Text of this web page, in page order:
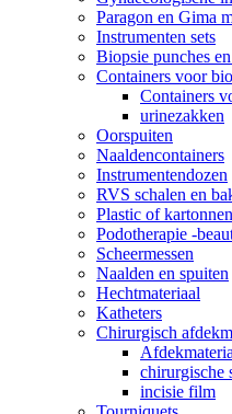
Paragon en Gima
Instrumenten sets
Biopsie punches
Containers voor
Containers
urinezakken
Oorspuiten
Naaldencontainers
Instrumentendozen
RVS schalen en
Plastic of
Podotherapie -
Scheermessen
Naalden en spuiten
Hechtmateriaal
Katheters
Chirurgisch
chirurgische
incisie film